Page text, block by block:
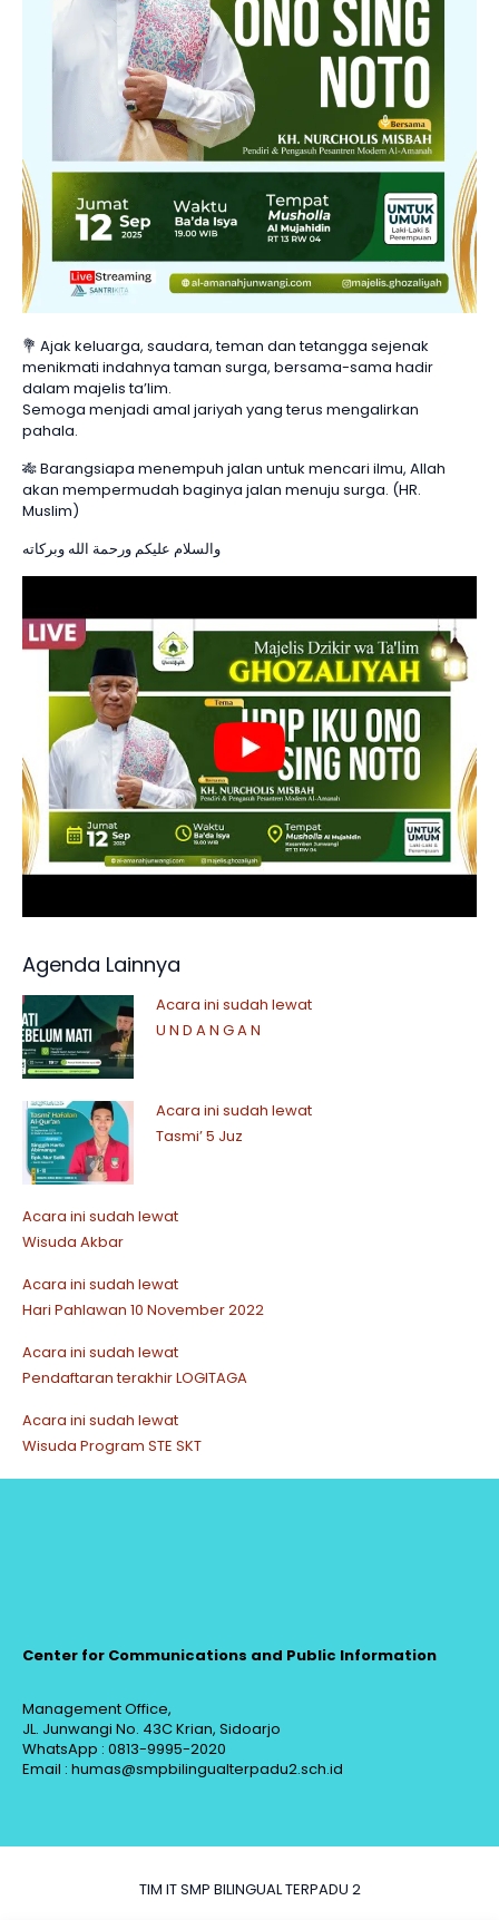
💐 Ajak keluarga, saudara, teman dan tetangga sejenak
menikmati indahnya taman surga, bersama-sama hadir
dalam majelis ta’lim.
Semoga menjadi amal jariyah yang terus mengalirkan
pahala.
🎋 Barangsiapa menempuh jalan untuk mencari ilmu, Allah
akan mempermudah baginya jalan menuju surga. (HR.
Muslim)
والسلام عليكم ورحمة الله وبركاته
Agenda Lainnya
Acara ini sudah lewat
U N D A N G A N
Acara ini sudah lewat
Tasmi’ 5 Juz
Acara ini sudah lewat
Wisuda Akbar
Acara ini sudah lewat
Hari Pahlawan 10 November 2022
Acara ini sudah lewat
Pendaftaran terakhir LOGITAGA
Acara ini sudah lewat
Wisuda Program STE SKT
Center for Communications and Public Information
Management Office,
JL. Junwangi No. 43C Krian, Sidoarjo
WhatsApp : 0813-9995-2020
Email : humas@smpbilingualterpadu2.sch.id
TIM IT SMP BILINGUAL TERPADU 2